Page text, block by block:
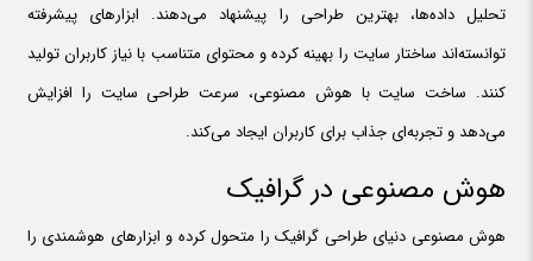
تحلیل داده‌ها، بهترین طراحی را پیشنهاد می‌دهند. ابزارهای پیشرفته
توانسته‌اند ساختار سایت را بهینه کرده و محتوای متناسب با نیاز کاربران تولید
کنند. ساخت سایت با هوش مصنوعی، سرعت طراحی سایت را افزایش
می‌دهد و تجربه‌ای جذاب برای کاربران ایجاد می‌کند.
هوش مصنوعی در گرافیک
هوش مصنوعی دنیای طراحی گرافیک را متحول کرده و ابزارهای هوشمندی را